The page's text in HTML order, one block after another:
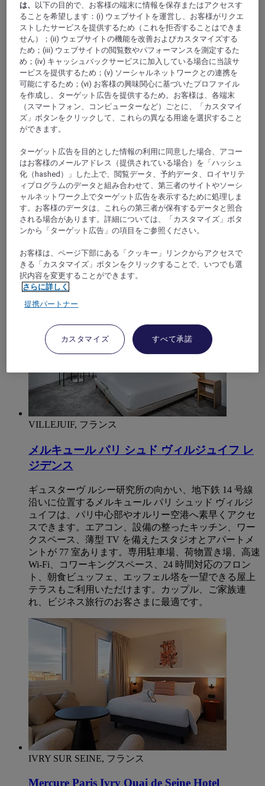
4,3/5Rated 4,3 of 5
RUNGIS, フランス
Mercure Paris Orly Rungis Airport
Mercure Paris Orly Rungis Airport is the ideal base for your
business or leisure trips. There is a hearty breakfast buffet
with varied regional fare, and L EPHANCIEL restaurant has
a menu for all tastes, with dining facilities on the terrace, in
provide all the comforts for relaxing throughout your stay.
4,2/5 Rated 4,2 of 5
VILLEJUIF, フランス
メルキュール パリ シュド ヴィルジュイフ レ
ジデンス
ギュスターヴ ルシー研究所の向かい、地下鉄 14 号線
沿いに位置するメルキュール パリ シュッド ヴィルジ
ュイフは、パリ中心部やオルリー空港へ素早くアクセ
スできます。エアコン、設備の整ったキッチン、ワー
クスペース、薄型 TV を備えたスタジオとアパートメ
ントが 77 室あります。専用駐車場、荷物置き場、高速
Wi-Fi、コワーキングスペース、24 時間対応のフロン
ト、朝食ビュッフェ、エッフェル塔を一望できる屋上
テラスもご利用いただけます。カップル、ご家族連
れ、ビジネス旅行のお客さまに最適です。
IVRY SUR SEINE, フランス
Mercure Paris Ivry Quai de Seine Hotel
は、
以下の目的で、お客様の端末に情報を保存またはアクセスす
ることを希望します：(i) ウェブサイトを運営し、お客様がリクエ
ストしたサービスを提供するため（これを拒否することはできま
せん）；(ii) ウェブサイトの機能を改善およびカスタマイズする
ため；(iii) ウェブサイトの閲覧数やパフォーマンスを測定するた
め；(iv) キャッシュバックサービスに加入している場合に当該サ
ービスを提供するため；(v) ソーシャルネットワークとの連携を
可能にするため；(vi) お客様の興味関心に基づいたプロファイル
を作成し、ターゲット広告を提供するため。お客様は、各端末
（スマートフォン、コンピューターなど）ごとに、「カスタマイ
ズ」ボタンをクリックして、これらの異なる用途を選択すること
ができます。
ターゲット広告を目的とした情報の利用に同意した場合、アコー
はお客様のメールアドレス（提供されている場合）を「ハッシュ
化（hashed）」した上で、閲覧データ、予約データ、ロイヤリテ
ィプログラムのデータと組み合わせて、第三者のサイトやソーシ
ャルネットワーク上でターゲット広告を表示するために処理しま
す。お客様のデータは、これらの第三者が保有するデータと照合
される場合があります。詳細については、「カスタマイズ」ボタ
ンから「ターゲット広告」の項目をご参照ください。
お客様は、ページ下部にある「クッキー」リンクからアクセスで
きる「カスタマイズ」ボタンをクリックすることで、いつでも選
択内容を変更することができます。
さらに詳しく
提携パートナー
カスタマイズ すべて承諾